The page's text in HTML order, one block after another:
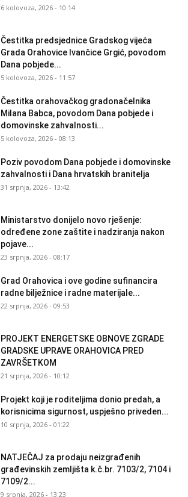
6 kolovoza, 2026 - 10:14
Čestitka predsjednice Gradskog vijeća
Grada Orahovice Ivančice Grgić, povodom
Dana pobjede...
5 kolovoza, 2026 - 11:57
Čestitka orahovačkog gradonačelnika
Milana Babca, povodom Dana pobjede i
domovinske zahvalnosti...
5 kolovoza, 2026 - 08:13
Poziv povodom Dana pobjede i domovinske
zahvalnosti i Dana hrvatskih branitelja
31 srpnja, 2026 - 13:42
Ministarstvo donijelo novo rješenje:
određene zone zaštite i nadziranja nakon
pojave...
23 srpnja, 2026 - 08:17
Grad Orahovica i ove godine sufinancira
radne bilježnice i radne materijale...
22 srpnja, 2026 - 09:53
PROJEKT ENERGETSKE OBNOVE ZGRADE
GRADSKE UPRAVE ORAHOVICA PRED
ZAVRŠETKOM
21 srpnja, 2026 - 10:12
Projekt koji je roditeljima donio predah, a
korisnicima sigurnost, uspješno priveden...
10 srpnja, 2026 - 01:22
NATJEČAJ za prodaju neizgrađenih
građevinskih zemljišta k.č.br. 7103/2, 7104 i
7109/2...
9 srpnja, 2026 - 13:23